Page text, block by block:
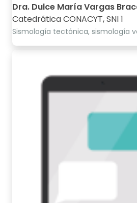
Dra. Dulce María Vargas
Catedrática CONACYT, SNI 1
Sismología tectónica, sismología